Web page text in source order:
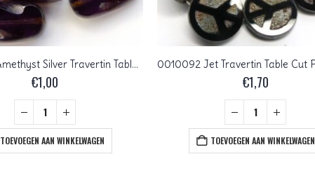
0080265 Amethyst Silver Travertin Table Cut 5 Pc.
€1,00
TOEVOEGEN AAN WINKELWAGEN
€1,70
TOEVOEGEN AAN WINKELWAGEN